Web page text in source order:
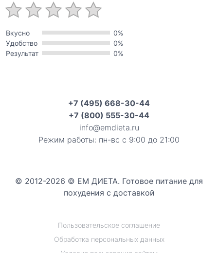
Вкусно
0%
Удобство
0%
Результат
0%
+7 (495) 668-30-44
+7 (800) 555-30-44
info@emdieta.ru
Режим работы: пн-вс с 9:00 до 21:00
© 2012-2026 © ЕМ ДИЕТА. Готовое питание для
похудения с доставкой
Пользовательское соглашение
Обработка персональных данных